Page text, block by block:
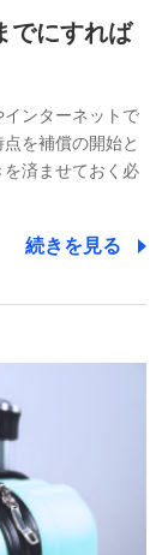
でにすれば
ンターネットで
を補償の開始と
済ませておく必
続きを見る